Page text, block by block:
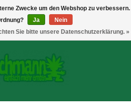
Zwecke um den Webshop zu verbessern.
Ja
Nein
Sie bitte unsere Datenschutzerklärung. »